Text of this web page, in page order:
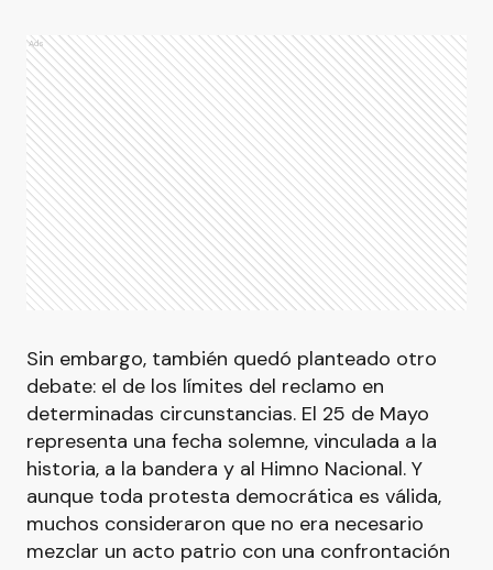
Ads
Sin embargo, también quedó planteado otro
debate: el de los límites del reclamo en
determinadas circunstancias. El 25 de Mayo
representa una fecha solemne, vinculada a la
historia, a la bandera y al Himno Nacional. Y
aunque toda protesta democrática es válida,
muchos consideraron que no era necesario
mezclar un acto patrio con una confrontación